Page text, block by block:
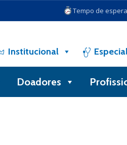
Tempo de
Institucional
Doadores